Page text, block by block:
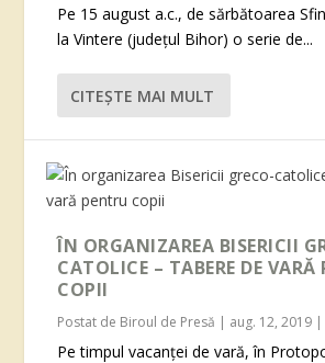
Pe 15 august a.c., de sărbătoarea
la Vintere (județul Bihor) o serie de...
CITEŞTE MAI MULT
ÎN ORGANIZAREA BISERICII
CATOLICE – TABERE DE VARĂ
COPII
Postat de Biroul de Presă | aug. 12, 2019 |
Pe timpul vacanței de vară, în